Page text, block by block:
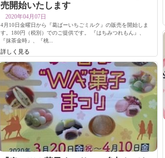
売開始いたします
2020年04月07日
4月10日金曜日から『葛ばーいちごミルク』の販売を開始しま
す。180円（税別）でのご提供です。 『はちみつれもん』、
『抹茶金時』、『桃...
詳しく見る